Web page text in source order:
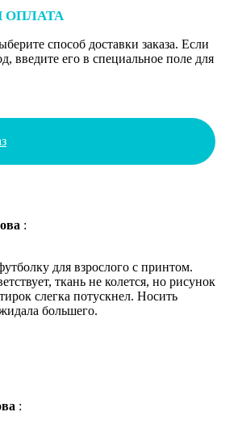
ОПЛАТА
способ доставки заказа. Если
введите его в специальное поле для
:
для взрослого с принтом.
ткань не колется, но рисунок
слегка потускнел. Носить
большего.
: